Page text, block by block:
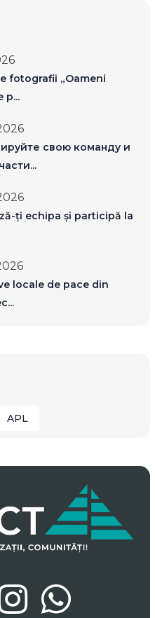
fotografii „Oameni
p...
свою команду и
ți echipa și participă la
locale de pace din
APL